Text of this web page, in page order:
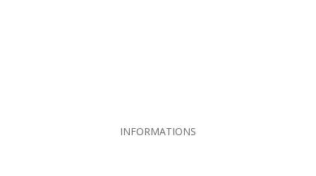
INFORMATIONS